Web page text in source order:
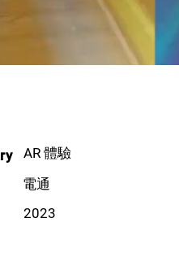
AR 體驗
電通
2023